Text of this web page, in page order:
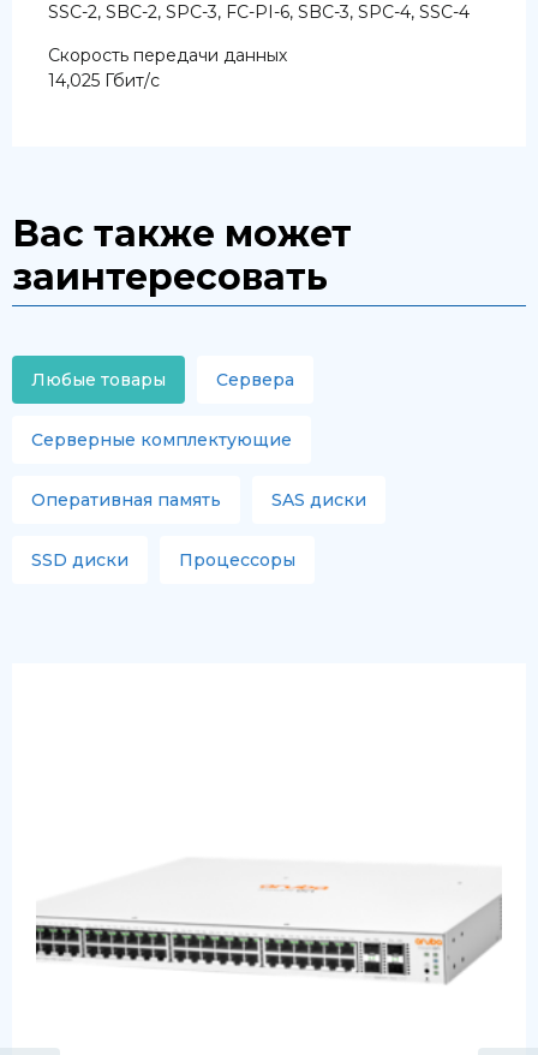
SSC-2, SBC-2, SPC-3, FC-PI-6, SBC-3, SPC-4, SSC-4
Скорость передачи данных
14,025 Гбит/с
Вас также может
заинтересовать
Любые товары Сервера
Серверные комплектующие
Оперативная память SAS диски
SSD диски Процессоры